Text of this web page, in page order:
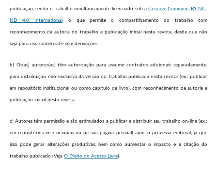
publicação, sendo o trabalho simultaneamente licenciado sob a Creative Commons BY-NC-
ND 4.0 International , o que permite o compartilhamento do trabalho com
reconhecimento da autoria do trabalho e publicação inicial nesta revista, desde que não
seja para uso comercial e sem derivações.
b) Os(as) autores(as) têm autorização para assumir contratos adicionais separadamente,
para distribuição não-exclusiva da versão do trabalho publicada nesta revista (ex.: publicar
em repositório institucional ou como capítulo de livro), com reconhecimento de autoria e
publicação inicial nesta revista.
c) Autores têm permissão e são estimulados a publicar e distribuir seu trabalho on-line (ex.:
em repositórios institucionais ou na sua página pessoal) após o processo editorial, já que
isso pode gerar alterações produtivas, bem como aumentar o impacto e a citação do
trabalho publicado (Veja O Efeito do Acesso Livre).